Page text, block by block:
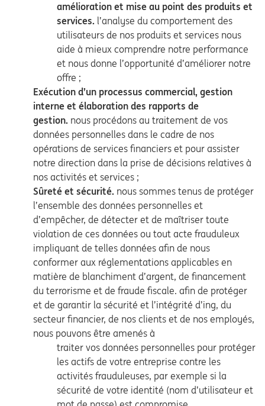
amélioration et mise au point des produits et
services. l’analyse du comportement des
utilisateurs de nos produits et services nous
aide à mieux comprendre notre performance
et nous donne l’opportunité d’améliorer notre
offre ;
Exécution d’un processus commercial, gestion
interne et élaboration des rapports de
gestion. nous procédons au traitement de vos
données personnelles dans le cadre de nos
opérations de services financiers et pour assister
notre direction dans la prise de décisions relatives à
nos activités et services ;
Sûreté et sécurité. nous sommes tenus de protéger
l’ensemble des données personnelles et
d’empêcher, de détecter et de maîtriser toute
violation de ces données ou tout acte frauduleux
impliquant de telles données afin de nous
conformer aux réglementations applicables en
matière de blanchiment d’argent, de financement
du terrorisme et de fraude fiscale. afin de protéger
et de garantir la sécurité et l’intégrité d’ing, du
secteur financier, de nos clients et de nos employés,
nous pouvons être amenés à
traiter vos données personnelles pour protéger
les actifs de votre entreprise contre les
activités frauduleuses, par exemple si la
sécurité de votre identité (nom d’utilisateur et